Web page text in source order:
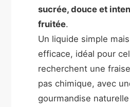
sucrée, douce et
fruitée.
Un liquide simple
efficace, idéal pour
recherchent une
pas chimique, avec
gourmandise